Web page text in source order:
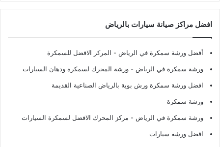
افضل مراكز صيانة سيارات بالرياض
أفضل ورشة سمكرة في الرياض - المركز الافضل للسمكرة
ورشة سمكرة في الرياض - ورشة المحرك لسمكرة ودهان السيارات
افضل ورشة سمكرة ورش بوية بالرياض الصناعية القديمة
ورشة سمكرة
ورشة سمكرة في الرياض - مركز المحرك الافضل لسمكرة السيارات
افضل ورشة سيارات